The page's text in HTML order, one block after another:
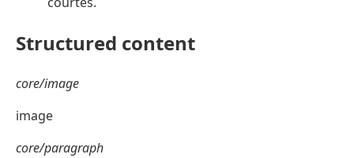
Structured content
core/image
image
core/paragraph